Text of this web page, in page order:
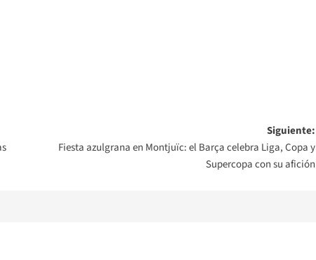
Siguiente:
Fiesta azulgrana en Montjuïc: el Barça celebra Liga, Copa y
Supercopa con su afición